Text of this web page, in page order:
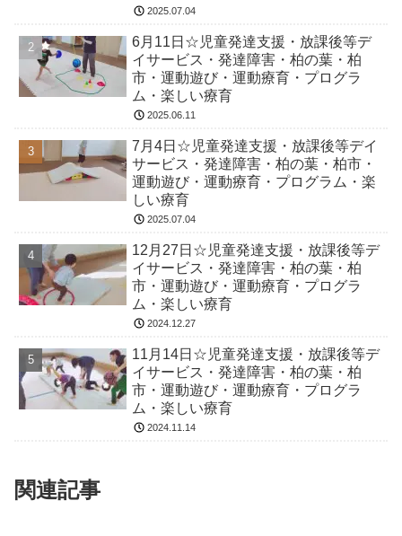
2025.07.04
6月11日☆児童発達支援・放課後等デ
イサービス・発達障害・柏の葉・柏
市・運動遊び・運動療育・プログラ
ム・楽しい療育
2025.06.11
7月4日☆児童発達支援・放課後等デイ
サービス・発達障害・柏の葉・柏市・
運動遊び・運動療育・プログラム・楽
しい療育
2025.07.04
12月27日☆児童発達支援・放課後等デ
イサービス・発達障害・柏の葉・柏
市・運動遊び・運動療育・プログラ
ム・楽しい療育
2024.12.27
11月14日☆児童発達支援・放課後等デ
イサービス・発達障害・柏の葉・柏
市・運動遊び・運動療育・プログラ
ム・楽しい療育
2024.11.14
関連記事